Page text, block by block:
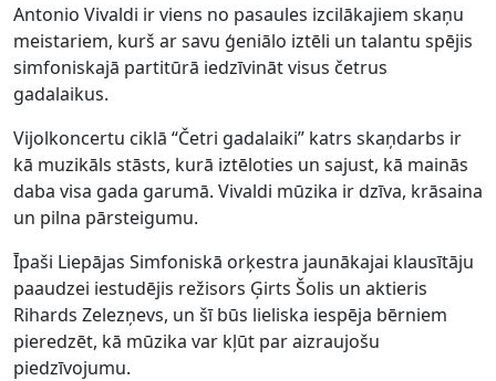
Antonio Vivaldi ir viens no pasaules izcilākajiem skaņu
meistariem, kurš ar savu ģeniālo iztēli un talantu spējis
simfoniskajā partitūrā iedzīvināt visus četrus
gadalaikus.
Vijolkoncertu ciklā “Četri gadalaiki” katrs skaņdarbs ir
kā muzikāls stāsts, kurā iztēloties un sajust, kā mainās
daba visa gada garumā. Vivaldi mūzika ir dzīva, krāsaina
un pilna pārsteigumu.
Īpaši Liepājas Simfoniskā orķestra jaunākajai klausītāju
paaudzei iestudējis režisors Ģirts Šolis un aktieris
Rihards Zelezņevs, un šī būs lieliska iespēja bērniem
pieredzēt, kā mūzika var kļūt par aizraujošu
piedzīvojumu.